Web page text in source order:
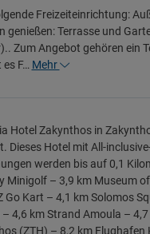
Freizeiteinrichtung:
genießen: Terrasse und
Zum Angebot gehören ein
F… Mehr
Hotel Zakynthos in
Dieses Hotel mit All-
werden bis auf 0,1
Minigolf – 3,9 km Museum
Go Kart – 4,1 km Solomos
4,6 km Strand Amoula –
(ZTH) – 8,2 km Flughafen